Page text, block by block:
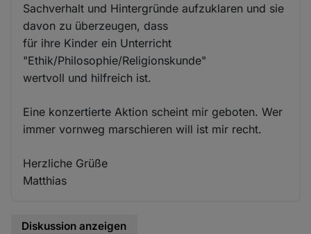
Sachverhalt und Hintergründe aufzuklaren und sie
davon zu überzeugen, dass
für ihre Kinder ein Unterricht
"Ethik/Philosophie/Religionskunde"
wertvoll und hilfreich ist.
Eine konzertierte Aktion scheint mir geboten. Wer
immer vornweg marschieren will ist mir recht.
Herzliche Grüße
Matthias
Diskussion anzeigen